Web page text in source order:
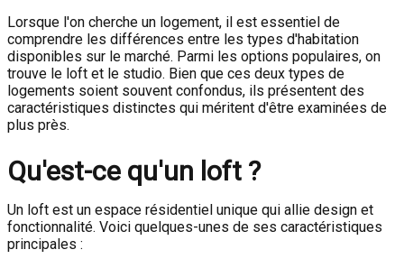
Lorsque l'on cherche un logement, il est essentiel de
comprendre les différences entre les types d'habitation
disponibles sur le marché. Parmi les options populaires, on
trouve le loft et le studio. Bien que ces deux types de
logements soient souvent confondus, ils présentent des
caractéristiques distinctes qui méritent d'être examinées de
plus près.
Qu'est-ce qu'un loft ?
Un loft est un espace résidentiel unique qui allie design et
fonctionnalité. Voici quelques-unes de ses caractéristiques
principales :